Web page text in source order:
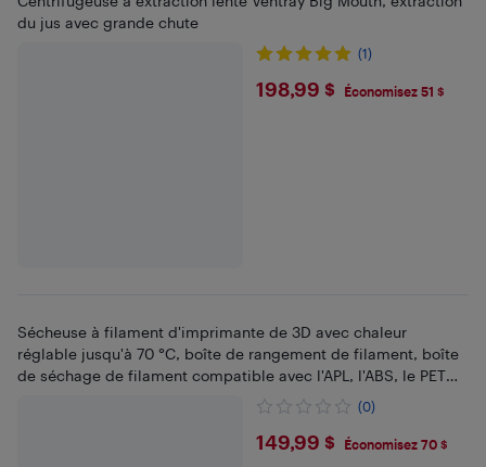
du jus avec grande chute
(1)
$198.99
198,99 $ Économisez 51 $
Sécheuse à filament d'imprimante de 3D avec chaleur
réglable jusqu'à 70 °C, boîte de rangement de filament, boîte
de séchage de filament compatible avec l'APL, l'ABS, le PETG
(0)
$149.99
149,99 $ Économisez 70 $